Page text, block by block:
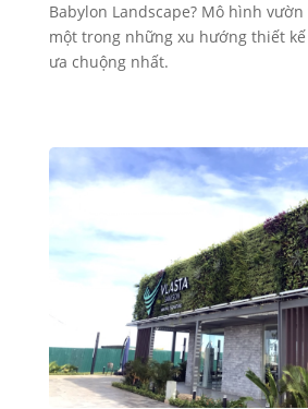
Babylon Landscape? Mô hình
một trong những xu hướng thiết
ưa chuộng nhất.